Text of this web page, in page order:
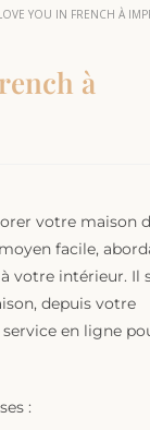
YOU IN FRENCH À
à
votre maison
facile,
votre intérieur. Il
depuis votre
en ligne
: